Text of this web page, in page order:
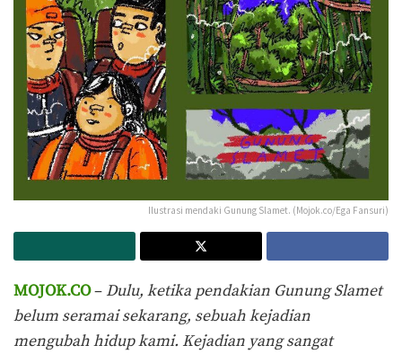
Ilustrasi mendaki Gunung Slamet. (Mojok.co/Ega Fansuri)
MOJOK.CO– Dulu, ketika pendakian Gunung Slamet
belum seramai sekarang, sebuah kejadian
mengubah hidup kami. Kejadian yang sangat